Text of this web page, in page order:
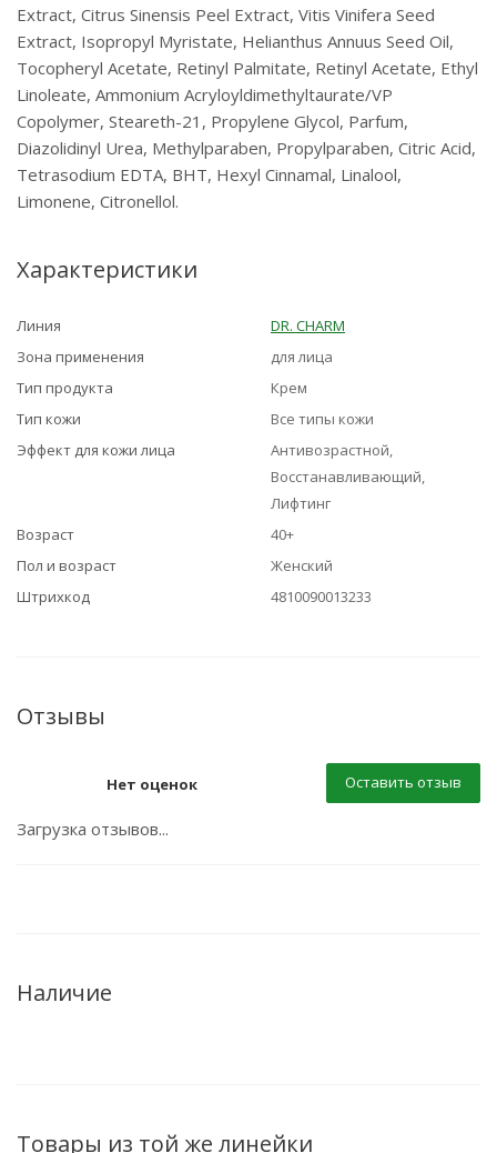
Extract, Citrus Sinensis Peel Extract, Vitis Vinifera Seed
Extract, Isopropyl Myristate, Helianthus Annuus Seed Oil,
Tocopheryl Acetate, Retinyl Palmitate, Retinyl Acetate, Ethyl
Linoleate, Ammonium Acryloyldimethyltaurate/VP
Copolymer, Steareth-21, Propylene Glycol, Parfum,
Diazolidinyl Urea, Methylparaben, Propylparaben, Citric Acid,
Tetrasodium EDTA, BHT, Hexyl Cinnamal, Linalool,
Limonene, Citronellol.
Характеристики
Линия
DR. CHARM
Зона применения
для лица
Тип продукта
Крем
Тип кожи
Все типы кожи
Эффект для кожи лица
Антивозрастной,
Восстанавливающий,
Лифтинг
Возраст
40+
Пол и возраст
Женский
Штрихкод
4810090013233
Отзывы
Нет оценок Оставить отзыв
Загрузка отзывов...
Наличие
Товары из той же линейки